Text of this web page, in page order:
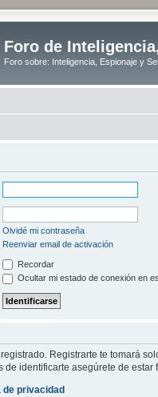
Foro de
Foro sobre: Inteligencia, Espionaje y
Olvidé mi contraseña
Reenviar email de activación
Recordar
Ocultar mi estado de conexión en
Registrarte te tomará
de identificarte asegúrete de
de privacidad